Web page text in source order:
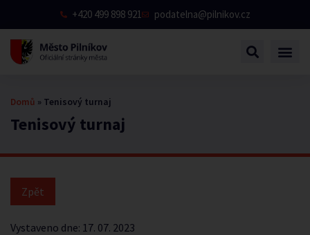
+420 499 898 921 podatelna@pilnikov.cz
Tenisový turnaj
Domů » Tenisový turnaj
Vystaveno dne: 17. 07. 2023